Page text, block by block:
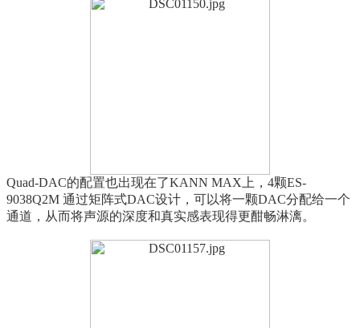
Quad-DAC的配置也出现在了KANN MAX上，4颗ES-
9038Q2M 通过矩阵式DAC设计，可以将一颗DAC分配给一个
通道，从而将声源的深度和真实感表现得更酣畅淋漓。